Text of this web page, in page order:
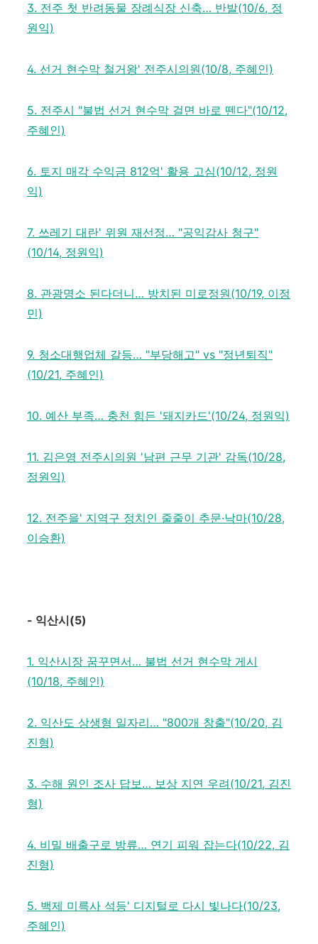
3. 전주 첫 반려동물 장례식장 신축… 반발(10/6, 정
원익)
4. 선거 현수막 철거왕' 전주시의원(10/8, 주혜인)
5. 전주시 "불법 선거 현수막 걸면 바로 뗀다"(10/12,
주혜인)
6. 토지 매각 수익금 812억' 활용 고심(10/12, 정원
익)
7. 쓰레기 대란' 위원 재선정… "공익감사 청구"
(10/14, 정원익)
8. 관광명소 된다더니… 방치된 미로정원(10/19, 이정
민)
9. 청소대행업체 갈등… "부당해고" vs "정년퇴직"
(10/21, 주혜인)
10. 예산 부족… 충천 힘든 '돼지카드'(10/24, 정원익)
11. 김은영 전주시의원 '남편 근무 기관' 감독(10/28,
정원익)
12. 전주을' 지역구 정치인 줄줄이 추문·낙마(10/28,
이승환)
- 익산시(5)
1. 익산시장 꿈꾸면서… 불법 선거 현수막 게시
(10/18, 주혜인)
2. 익산도 상생형 일자리… "800개 창출"(10/20, 김
진형)
3. 수해 원인 조사 답보… 보상 지연 우려(10/21, 김진
형)
4. 비밀 배출구로 방류… 연기 피워 잡는다(10/22, 김
진형)
5. 백제 미륵사 석등' 디지털로 다시 빛나다(10/23,
주혜인)